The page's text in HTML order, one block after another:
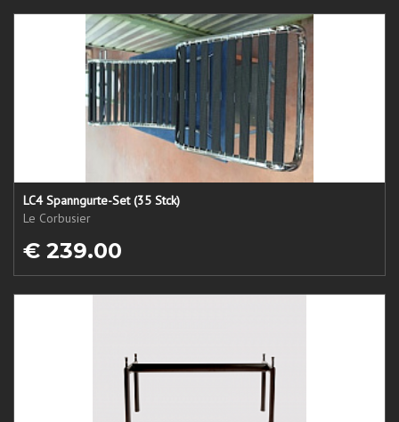
LC4 Spanngurte-Set (35 Stck)
Le Corbusier
€ 239.00